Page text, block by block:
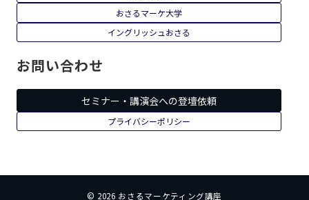
おさるマーケ大学
イングリッシュおさる
お問い合わせ
セミナー・講演会への登壇依頼
プライバシーポリシー
© 2026 おさるマーケティング講座